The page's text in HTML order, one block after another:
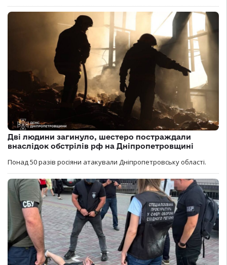
Дві людини загинуло, шестеро постраждали
внаслідок обстрілів рф на Дніпропетровщині
Понад 50 разів росіяни атакували Дніпропетровську області.